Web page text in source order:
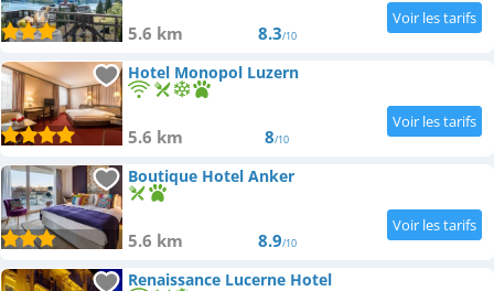
5.6 km 8.3/10
Hotel Monopol Luzern
5.6 km 8/10
Boutique Hotel Anker
5.6 km 8.9/10
Renaissance Lucerne Hotel